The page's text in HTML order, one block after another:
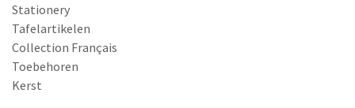
Stationery
Tafelartikelen
Collection Français
Toebehoren
Kerst